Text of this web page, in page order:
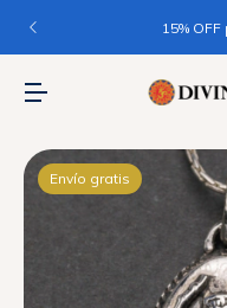
15% OFF
Envío gratis